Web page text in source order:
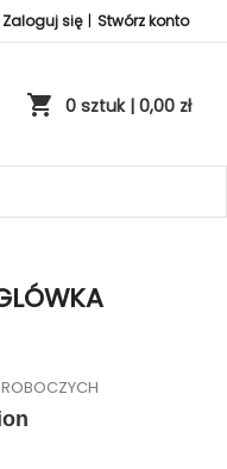
Zaloguj się | Stwórz konto
shopping_cart 0 sztuk| 0,00 zł